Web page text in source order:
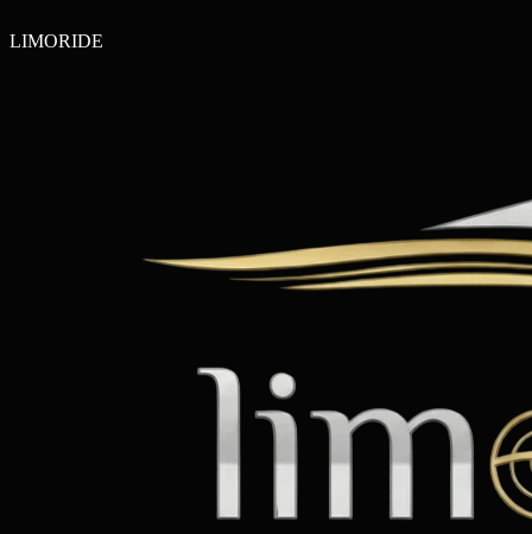
LIMORIDE